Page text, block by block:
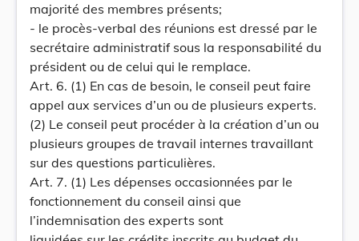
majorité des membres présents;
- le procès-verbal des réunions est dressé par le
secrétaire administratif sous la responsabilité du
président ou de celui qui le remplace.
Art. 6. (1) En cas de besoin, le conseil peut faire
appel aux services d’un ou de plusieurs experts.
(2) Le conseil peut procéder à la création d’un ou
plusieurs groupes de travail internes travaillant
sur des questions particulières.
Art. 7. (1) Les dépenses occasionnées par le
fonctionnement du conseil ainsi que
l’indemnisation des experts sont